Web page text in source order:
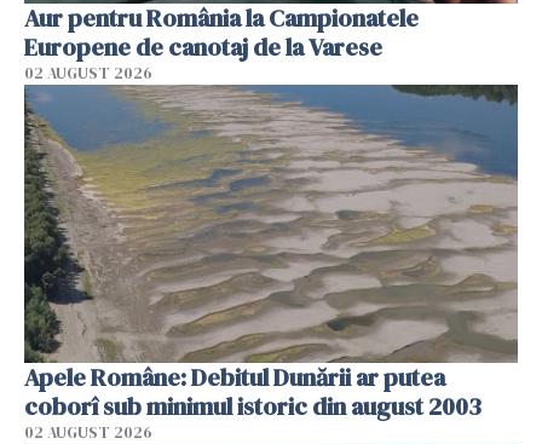
Aur pentru România la Campionatele
Europene de canotaj de la Varese
02 AUGUST 2026
Apele Române: Debitul Dunării ar putea
coborî sub minimul istoric din august 2003
02 AUGUST 2026